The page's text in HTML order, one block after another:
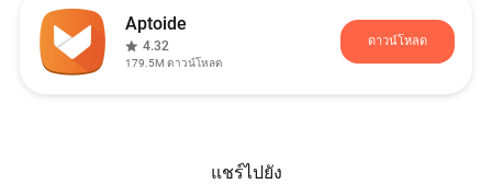
Aptoide
4.32
179.5M ดาวน์โหลด
ดาวน์โหลด
แชร์ไปยัง